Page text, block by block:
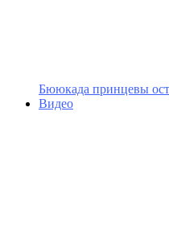
Бююкада принцевы
Видео